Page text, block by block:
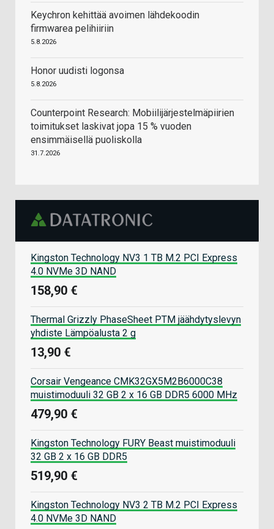
Keychron kehittää avoimen lähdekoodin
firmwarea pelihiiriin
5.8.2026
Honor uudisti logonsa
5.8.2026
Counterpoint Research: Mobiilijärjestelmäpiirien
toimitukset laskivat jopa 15 % vuoden
ensimmäisellä puoliskolla
31.7.2026
Kingston Technology NV3 1 TB M.2 PCI Express
4.0 NVMe 3D NAND
158,90 €
Thermal Grizzly PhaseSheet PTM jäähdytyslevyn
yhdiste Lämpöalusta 2 g
13,90 €
Corsair Vengeance CMK32GX5M2B6000C38
muistimoduuli 32 GB 2 x 16 GB DDR5 6000 MHz
479,90 €
Kingston Technology FURY Beast muistimoduuli
32 GB 2 x 16 GB DDR5
519,90 €
Kingston Technology NV3 2 TB M.2 PCI Express
4.0 NVMe 3D NAND